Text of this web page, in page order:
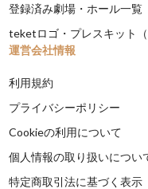
登録済み劇場・ホール一覧
teketロゴ・プレスキット（
運営会社情報
利用規約
プライバシーポリシー
Cookieの利用について
個人情報の取り扱いについ
特定商取引法に基づく表示